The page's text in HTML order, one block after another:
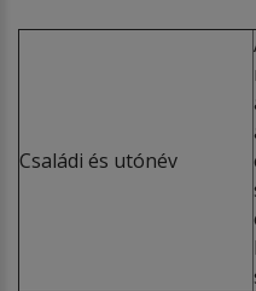
Családi és utónév